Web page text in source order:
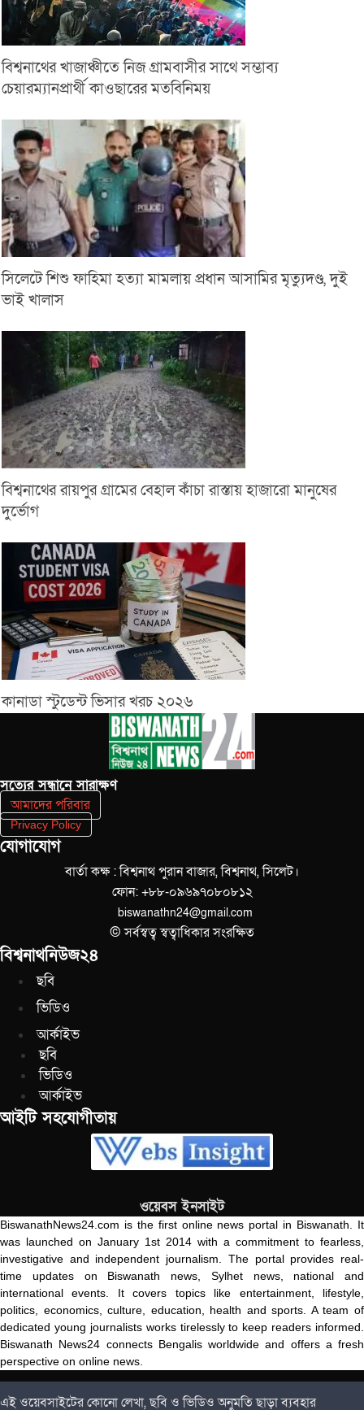
বিশ্বনাথের খাজাঞ্চীতে নিজ গ্রামবাসীর সাথে সম্ভাব্য
চেয়ারম্যানপ্রার্থী কাওছারের মতবিনিময়
সিলেটে শিশু ফাহিমা হত্যা মামলায় প্রধান আসামির মৃত্যুদণ্ড, দুই
ভাই খালাস
বিশ্বনাথের রায়পুর গ্রামের বেহাল কাঁচা রাস্তায় হাজারো মানুষের
দুর্ভোগ
কানাডা স্টুডেন্ট ভিসার খরচ ২০২৬
সত‌্যের সন্ধানে সারাক্ষণ
আমাদের পরিবার
Privacy Policy
যোগাযোগ
বার্তা কক্ষ : বিশ্বনাথ পুরান বাজার, বিশ্বনাথ, সিলেট।
ফোন: +৮৮-০৯৬৯৭০৮০৮১২
biswanathn24@gmail.com
© সর্বস্বত্ব স্বত্বাধিকার সংরক্ষিত
বিশ্বনাথনিউজ২৪
ছবি
ভিডিও
আর্কাইভ
ছবি
ভিডিও
আর্কাইভ
আইটি সহযোগীতায়
ওয়েবস ইনসাইট
BiswanathNews24.com is the first online news portal in Biswanath. It
was launched on January 1st 2014 with a commitment to fearless,
investigative and independent journalism. The portal provides real-
time updates on Biswanath news, Sylhet news, national and
international events. It covers topics like entertainment, lifestyle,
politics, economics, culture, education, health and sports. A team of
dedicated young journalists works tirelessly to keep readers informed.
Biswanath News24 connects Bengalis worldwide and offers a fresh
perspective on online news.
এই ওয়েবসাইটের কোনো লেখা, ছবি ও ভিডিও অনুমতি ছাড়া ব্যবহার